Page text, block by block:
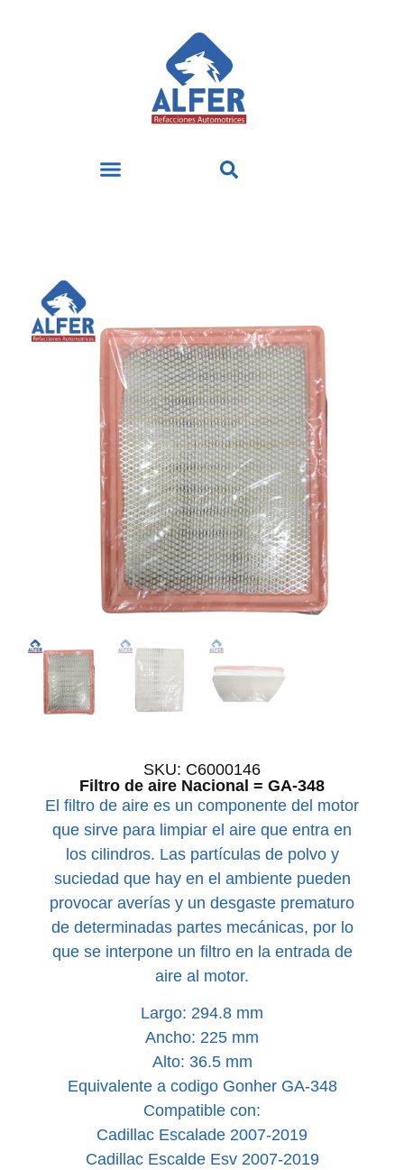
SKU: C6000146
Filtro de aire Nacional = GA-348
El filtro de aire es un componente del motor
que sirve para limpiar el aire que entra en
los cilindros. Las partículas de polvo y
suciedad que hay en el ambiente pueden
provocar averías y un desgaste prematuro
de determinadas partes mecánicas, por lo
que se interpone un filtro en la entrada de
aire al motor.
Largo: 294.8 mm
Ancho: 225 mm
Alto: 36.5 mm
Equivalente a codigo Gonher GA-348
Compatible con:
Cadillac Escalade 2007-2019
Cadillac Escalde Esv 2007-2019